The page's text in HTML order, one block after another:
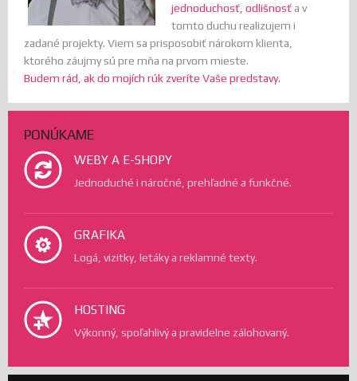
jednoduchosť, odlišnosť a v
tomto duchu realizujem i
zadané projekty. Viem sa prisposobiť nárokom klienta,
ktorého záujmy sú pre mňa na prvom mieste.
Budem rád, ak do mojích rúk zveríte Vaše predstavy.
PONÚKAME
WEBY A E-SHOPY
Jednoduché i náročné, prehľadné a funkčné.
GRAFIKA
Logá, vizitky, letáky a reklamné texty.
HOSTING
Výkonný, spoľahlivý a pravidelne zálohovaný.